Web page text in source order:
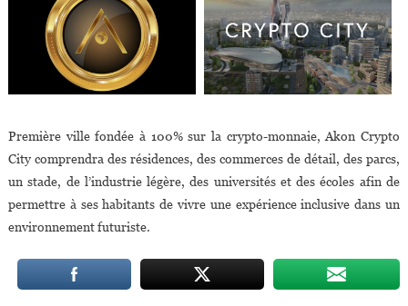
Première ville fondée à 100% sur la crypto-monnaie, Akon Crypto
City comprendra des résidences, des commerces de détail, des parcs,
un stade, de l’industrie légère, des universités et des écoles afin de
permettre à ses habitants de vivre une expérience inclusive dans un
environnement futuriste.